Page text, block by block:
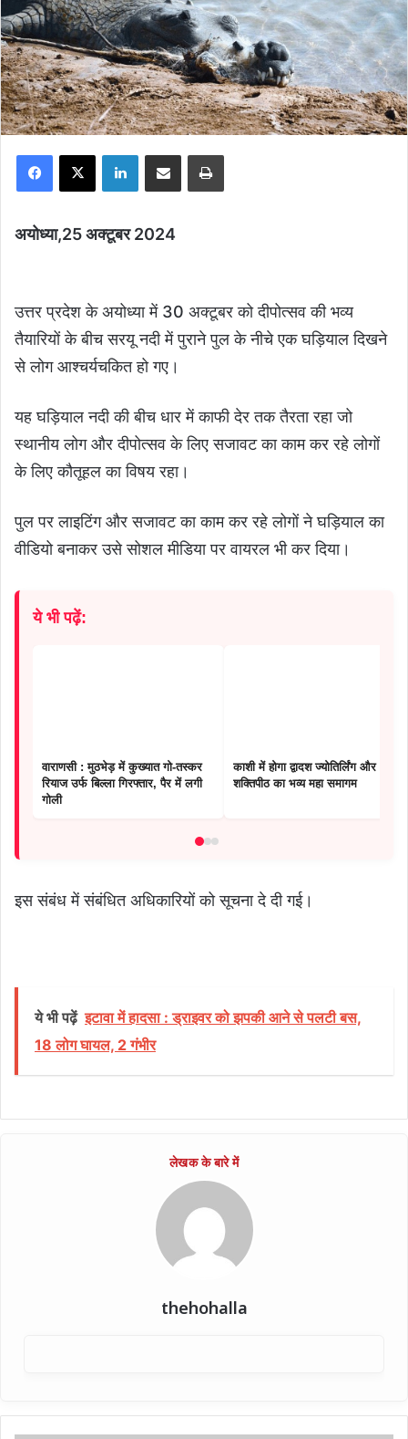
Facebook
X LinkedInShare via Email Print
अयोध्या,25 अक्टूबर 2024
उत्तर प्रदेश के अयोध्या में 30 अक्टूबर को दीपोत्सव की भव्य
तैयारियों के बीच सरयू नदी में पुराने पुल के नीचे एक घड़ियाल दिखने
से लोग आश्चर्यचकित हो गए।
यह घड़ियाल नदी की बीच धार में काफी देर तक तैरता रहा जो
स्थानीय लोग और दीपोत्सव के लिए सजावट का काम कर रहे लोगों
के लिए कौतूहल का विषय रहा।
पुल पर लाइटिंग और सजावट का काम कर रहे लोगों ने घड़ियाल का
वीडियो बनाकर उसे सोशल मीडिया पर वायरल भी कर दिया।
ये भी पढ़ें:
वाराणसी : मुठभेड़ में कुख्यात गो-तस्कर
रियाज उर्फ बिल्ला गिरफ्तार, पैर में लगी
गोली
काशी में होगा द्वादश ज्योतिर्लिंग और 51
शक्तिपीठ का भव्य महा समागम
इस संबंध में संबंधित अधिकारियों को सूचना दे दी गई।
ये भी पढ़ें इटावा में हादसा : ड्राइवर को झपकी आने से पलटी बस,
18 लोग घायल, 2 गंभीर
thehohalla